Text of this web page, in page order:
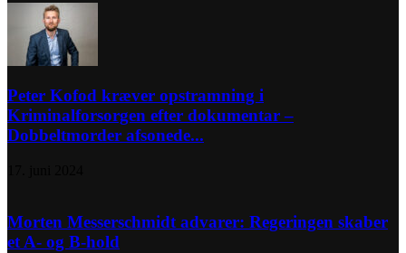
Peter Kofod kræver opstramning i
Kriminalforsorgen efter dokumentar –
Dobbeltmorder afsonede...
Morten Messerschmidt advarer: Regeringen skaber
et A- og B-hold